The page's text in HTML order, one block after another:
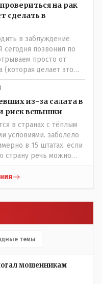
на рак
сделать в
в заблуждение
позвонил по
просто от
делает это
Записывают к
к которой и
гемор еще тот в
из-за салата в
риск вспышки
в странах с тёплым
условиями. заболело
в 15 штатах. если
страну речь можно
темы
мошенникам